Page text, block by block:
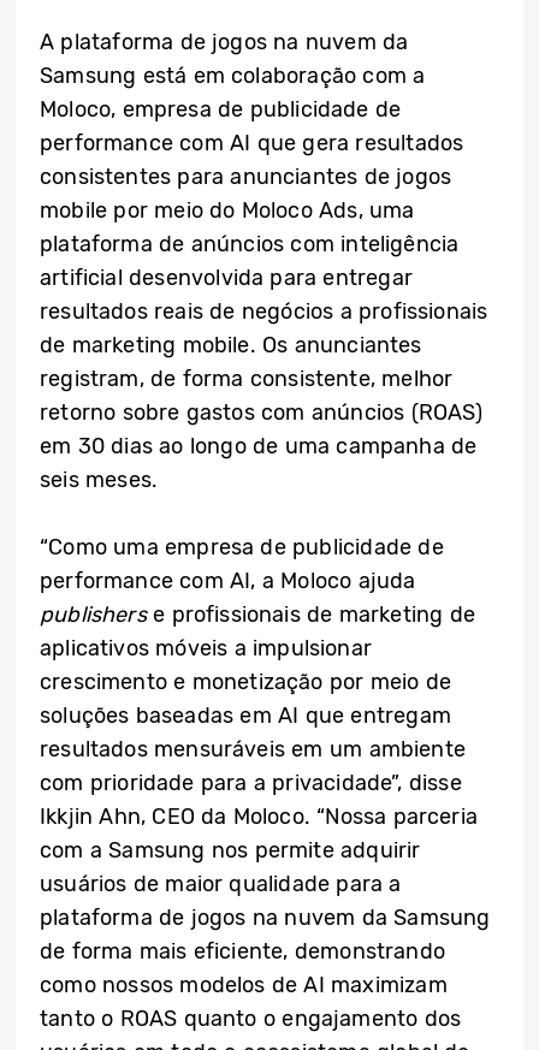
A plataforma de jogos na nuvem da
Samsung está em colaboração com a
Moloco, empresa de publicidade de
performance com AI que gera resultados
consistentes para anunciantes de jogos
mobile por meio do Moloco Ads, uma
plataforma de anúncios com inteligência
artificial desenvolvida para entregar
resultados reais de negócios a profissionais
de marketing mobile. Os anunciantes
registram, de forma consistente, melhor
retorno sobre gastos com anúncios (ROAS)
em 30 dias ao longo de uma campanha de
seis meses.
“Como uma empresa de publicidade de
performance com AI, a Moloco ajuda
publisherse profissionais de marketing de
aplicativos móveis a impulsionar
crescimento e monetização por meio de
soluções baseadas em AI que entregam
resultados mensuráveis em um ambiente
com prioridade para a privacidade”, disse
Ikkjin Ahn, CEO da Moloco. “Nossa parceria
com a Samsung nos permite adquirir
usuários de maior qualidade para a
plataforma de jogos na nuvem da Samsung
de forma mais eficiente, demonstrando
como nossos modelos de AI maximizam
tanto o ROAS quanto o engajamento dos